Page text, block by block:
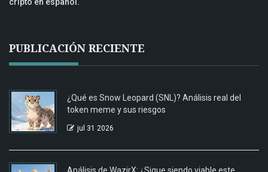
cripto en español.
PUBLICACIÓN RECIENTE
¿Qué es Snow Leopard (SNL)? Análisis real del
token meme y sus riesgos
jul 31 2026